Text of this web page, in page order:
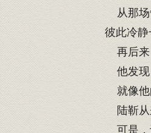
从那场
彼此冷静
再后来
他发现
就像他
陆靳从
可是，